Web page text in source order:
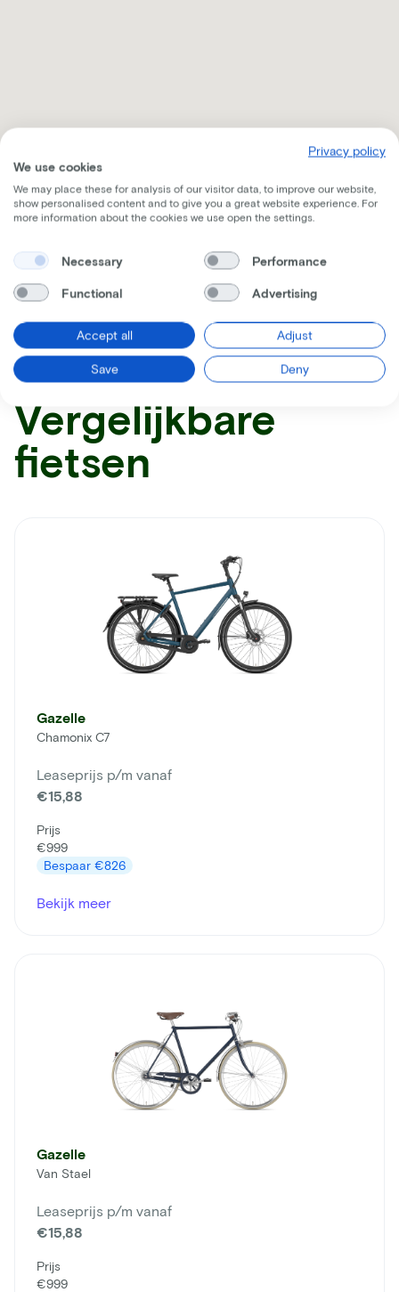
Ontvang alle nodige informatie per mail
Vergelijkbare
fietsen
Gazelle
Chamonix C7
Leaseprijs p/m vanaf
€15,88
Prijs
€999
Bespaar €826
Bekijk meer
Gazelle
Van Stael
Leaseprijs p/m vanaf
€15,88
Prijs
€999
Privacy policy
We use cookies
We may place these for analysis of our visitor data, to improve our website,
show personalised content and to give you a great website experience. For
more information about the cookies we use open the settings.
Necessary Performance
Functional Advertising
Accept all Adjust
Save Deny